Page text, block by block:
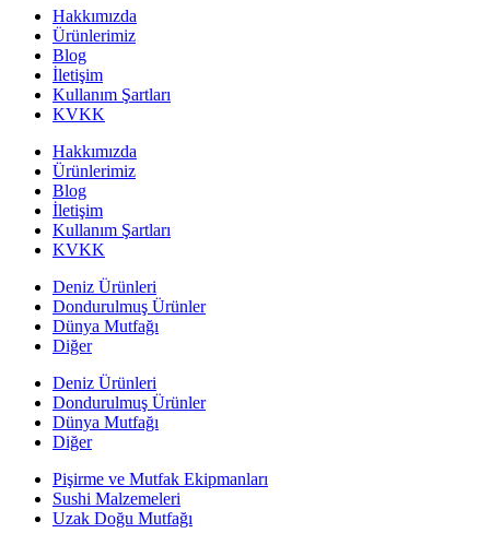
Hakkımızda
Ürünlerimiz
Blog
İletişim
Kullanım Şartları
KVKK
Hakkımızda
Ürünlerimiz
Blog
İletişim
Kullanım Şartları
KVKK
Deniz Ürünleri
Dondurulmuş Ürünler
Dünya Mutfağı
Diğer
Deniz Ürünleri
Dondurulmuş Ürünler
Dünya Mutfağı
Diğer
Pişirme ve Mutfak Ekipmanları
Sushi Malzemeleri
Uzak Doğu Mutfağı